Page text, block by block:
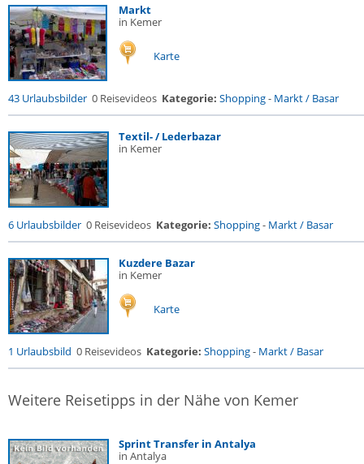
Markt
in Kemer
Karte
43 Urlaubsbilder 0 Reisevideos Kategorie: Shopping- Markt / Basar
Textil- / Lederbazar
in Kemer
6 Urlaubsbilder 0 Reisevideos Kategorie: Shopping- Markt / Basar
Kuzdere Bazar
in Kemer
Karte
1 Urlaubsbild 0 Reisevideos Kategorie: Shopping- Markt / Basar
Weitere Reisetipps in der Nähe von Kemer
Sprint Transfer in Antalya
in Antalya